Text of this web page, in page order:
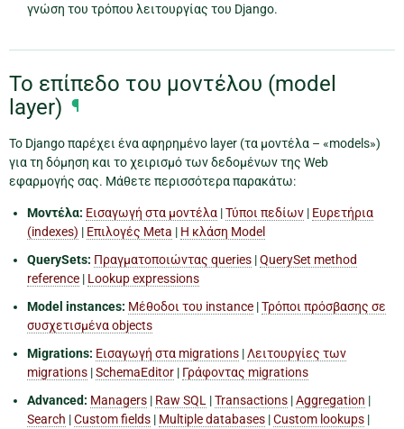
γνώση του τρόπου λειτουργίας του Django.
Το επίπεδο του μοντέλου (model
layer) ¶
Το Django παρέχει ένα αφηρημένο layer (τα μοντέλα – «models»)
για τη δόμηση και το χειρισμό των δεδομένων της Web
εφαρμογής σας. Μάθετε περισσότερα παρακάτω:
Μοντέλα: Εισαγωγή στα μοντέλα |Τύποι πεδίων | Ευρετήρια
(indexes) | Επιλογές Meta | Η κλάση Model
QuerySets: Πραγματοποιώντας queries |QuerySet method
reference | Lookup expressions
Model instances: Μέθοδοι του instance |Τρόποι πρόσβασης σε
συσχετισμένα objects
Migrations: Εισαγωγή στα migrations |Λειτουργίες των
migrations |SchemaEditor | Γράφοντας migrations
Advanced: Managers | Raw SQL |Transactions |Aggregation |
Search |Custom fields | Multiple databases |Custom lookups |